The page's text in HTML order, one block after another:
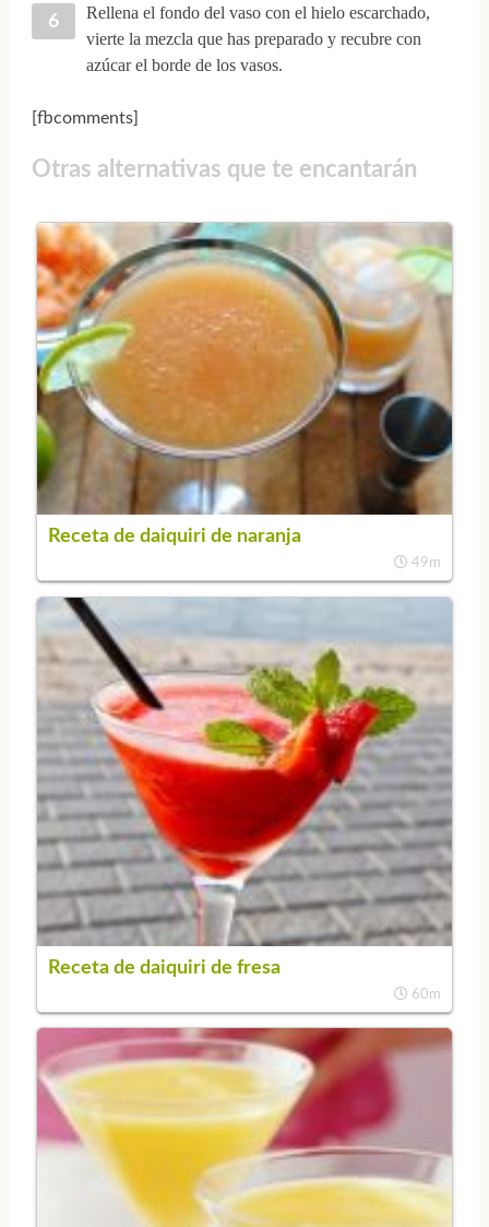
Rellena el fondo del vaso con el hielo escarchado,
vierte la mezcla que has preparado y recubre con
azúcar el borde de los vasos.
[fbcomments]
Otras alternativas que te encantarán
Receta de daiquiri de naranja
49m
Receta de daiquiri de fresa
60m